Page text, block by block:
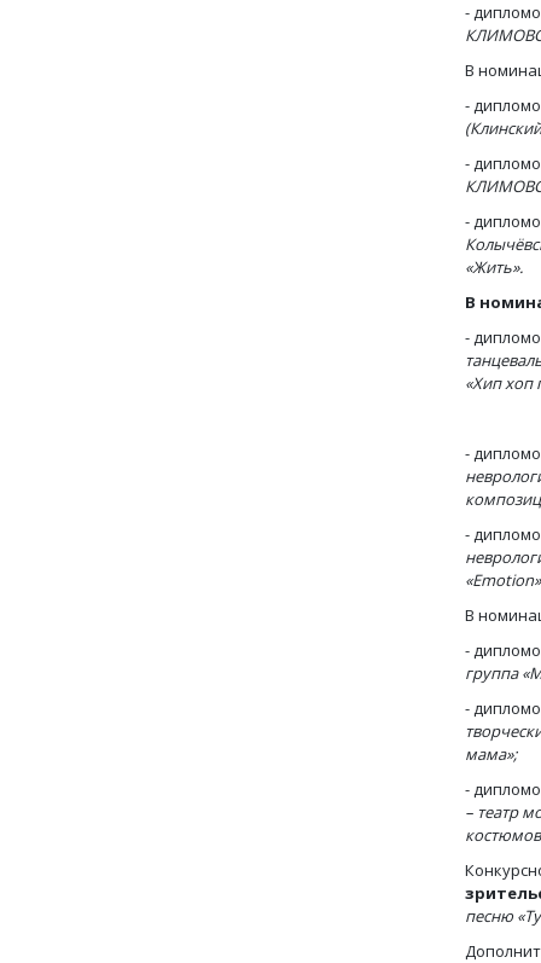
-
В
-
-
-
«Жить».
В
-
«Хип хоп
-
-
«Emotion
В
-
группа
-
мама»;
-
– театр
песню